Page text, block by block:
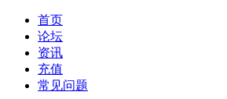
首页
论坛
资讯
充值
常见问题